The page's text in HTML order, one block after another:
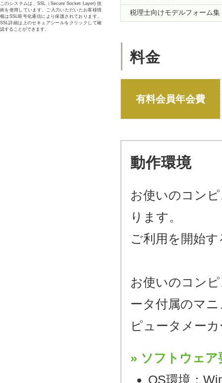
このシステムは、SSL（Secure Socket Layer) 技
術を使用しています。ご入力いただいたお客様情
報はSSL暗号化通信により保護されております。
SSL詳細は上のセキュアシールをクリックして確
認することができます。
税理士向けモデルフォーム集
料金
有料会員年会費
動作環境
お使いのコン
ります。
ご利用を開始
お使いのコン
ータ付属のマ
ピュータメー
ソフトウェア
OS環境：